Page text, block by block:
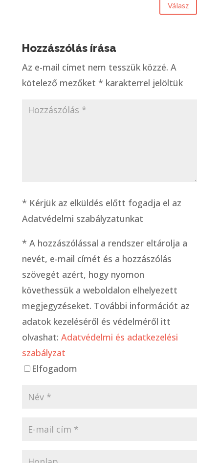
Válasz
Hozzászólás írása
Az e-mail címet nem tesszük közzé. A
kötelező mezőket * karakterrel jelöltük
* Kérjük az elküldés előtt fogadja el az
Adatvédelmi szabályzatunkat
* A hozzászólással a rendszer eltárolja a
nevét, e-mail címét és a hozzászólás
szövegét azért, hogy nyomon
követhessük a weboldalon elhelyezett
megjegyzéseket. További információt az
adatok kezeléséről és védelméről itt
olvashat: Adatvédelmi és adatkezelési
szabályzat
Elfogadom